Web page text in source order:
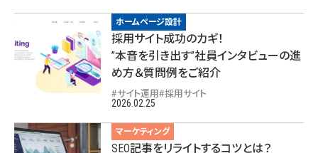
ホームページ設計
採用サイト成功のカギ！
”本音を引き出す”社員インタビューの進
め方＆質問例をご紹介
サイト運用 採用サイト
2026.02.25
マーケティング
SEO記事をリライトするコツとは？